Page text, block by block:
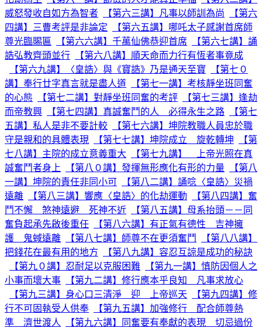
威怒發收自如方為智者
【第六三講】凡事以師訓為尚
【第六
四講】三曹考評是非論定
【第六五講】哪吒太子感謝首席師
尊光臨賜匾
【第六六講】千萬仙佛恭迎首席
【第六七講】誦
誥弘教齊頭並行
【第六八講】順天命而力行有恆者事竟成
【第六九講】〈皇誥〉與《寶誥》乃是通天至寶
【第七０
講】奉行廿字真言就是盡人道
【第七一講】考核靜坐班同奮
的心態
【第七二講】對靜坐班同奮的考評
【第七三講】逢劫
而帝教興
【第七四講】真誠奮鬥的人 必得永生之路
【第七
五講】私人是非不要計較
【第七六講】坤院教職人員忠於職
守是親和的具體表現
【第七七講】坤院成立 旋乾轉坤
【第
七八講】主院的成立意義重大
【第七九講】 上帝光照在真
誠奮鬥者身上
【第八０講】發揮無形應化有形的力量
【第八
一講】坤院的責任非同小可
【第八二講】誦唸〈皇誥〉災禍
遠離
【第八三講】響應〈皇誥〉的化劫運動
【第八四講】奮
鬥不懈 煞神遠避 死神不近
【第八五講】母系抬頭－－同
奮負起承先啟後重任
【第八六講】有正氣有德性 吉神擁
護 鬼蜮遠離
【第八七講】師尊不在更須奮鬥
【第八八講】
把錢花在最有用的地方
【第八九講】容忍互諒是成功的秘訣
【第九０講】忍耐足以克服困難
【第九一講】慎防因個人之
小事而壞大事
【第九二講】修行應本乎良知 凡事求放心
【第九三講】身心口三清淨 迎 上帝巡天
【第九四講】修
行不可固執受人供奉
【第九五講】加強修行 配合師尊熱
準 濟世渡人
【第九六講】同奮要有奉獻的表現 切忌過份